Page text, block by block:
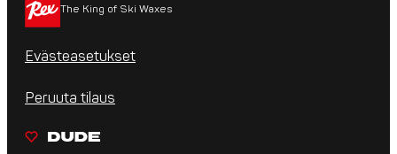
The King of Ski Waxes
Evästeasetukset
Peruuta tilaus